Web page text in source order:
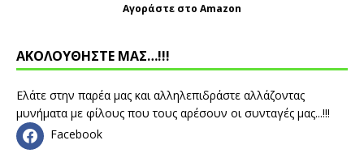
Αγοράστε στο Amazon
ΑΚΟΛΟΥΘΗΣΤΕ ΜΑΣ…!!!
Ελάτε στην παρέα μας και αλληλεπιδράστε αλλάζοντας
μυνήματα με φίλους που τους αρέσουν οι συνταγές μας...!!!
Facebook